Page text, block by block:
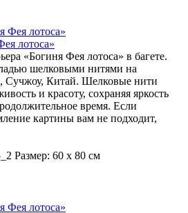
лотоса»
«Богиня Фея лотоса» в багете.
шелковыми нитями на
Сучжоу, Китай. Шелковые нити
и красоту, сохраняя яркость
время. Если
картины вам не подходит,
Размер: 60 х 80 см